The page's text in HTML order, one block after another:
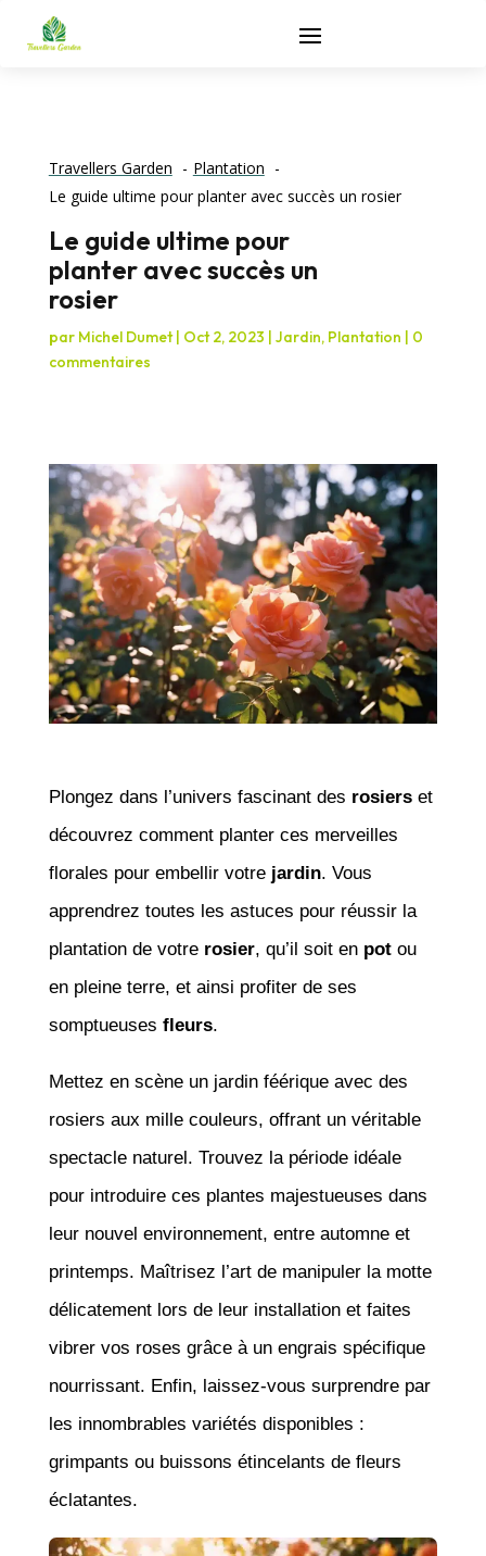
Travellers Garden
Plantation
Le guide ultime pour planter avec succès un rosier
Le guide ultime pour
planter avec succès un
rosier
par Michel Dumet| Oct 2, 2023 | Jardin, Plantation | 0
commentaires
Plongez dans l’univers fascinant des rosierset
découvrez comment planter ces merveilles
florales pour embellir votre jardin. Vous
apprendrez toutes les astuces pour réussir la
plantation de votre rosier, qu’il soit en potou
en pleine terre, et ainsi profiter de ses
somptueuses fleurs.
Mettez en scène un jardin féérique avec des
rosiers aux mille couleurs, offrant un véritable
spectacle naturel. Trouvez la période idéale
pour introduire ces plantes majestueuses dans
leur nouvel environnement, entre automne et
printemps. Maîtrisez l’art de manipuler la motte
délicatement lors de leur installation et faites
vibrer vos roses grâce à un engrais spécifique
nourrissant. Enfin, laissez-vous surprendre par
les innombrables variétés disponibles :
grimpants ou buissons étincelants de fleurs
éclatantes.